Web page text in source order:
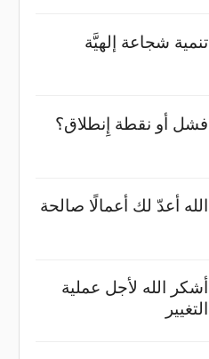
تنمية شجاعة إلهيَّة
فشل أو نقطة إِنطلاق؟
الله أعدّ لك أعمالًا صالحة
أشكر الله لأجل عملية
التغيير